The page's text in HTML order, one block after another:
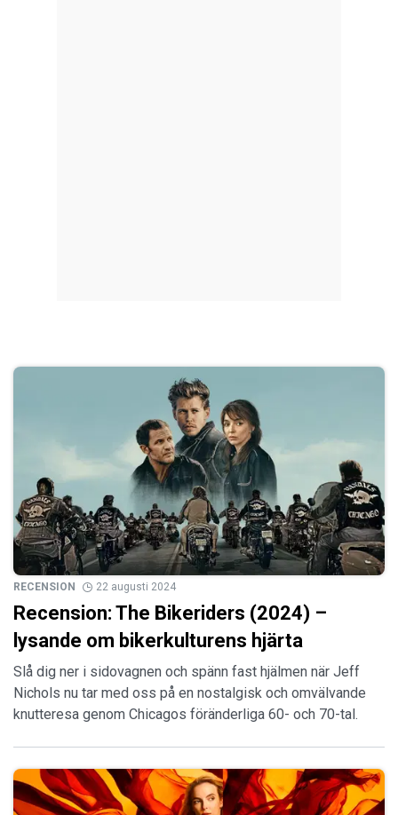
RECENSION 22 augusti 2024
Recension: The Bikeriders (2024) –
lysande om bikerkulturens hjärta
Slå dig ner i sidovagnen och spänn fast hjälmen när Jeff
Nichols nu tar med oss på en nostalgisk och omvälvande
knutteresa genom Chicagos föränderliga 60- och 70-tal.